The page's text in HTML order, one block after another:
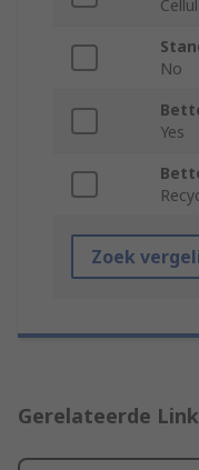
No
Yes
Zoek
Gerelateerde